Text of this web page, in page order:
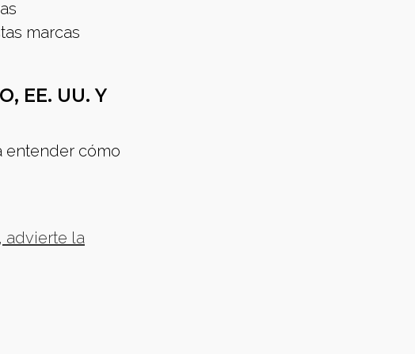
marcas
EE. UU. Y
entender cómo
advierte la